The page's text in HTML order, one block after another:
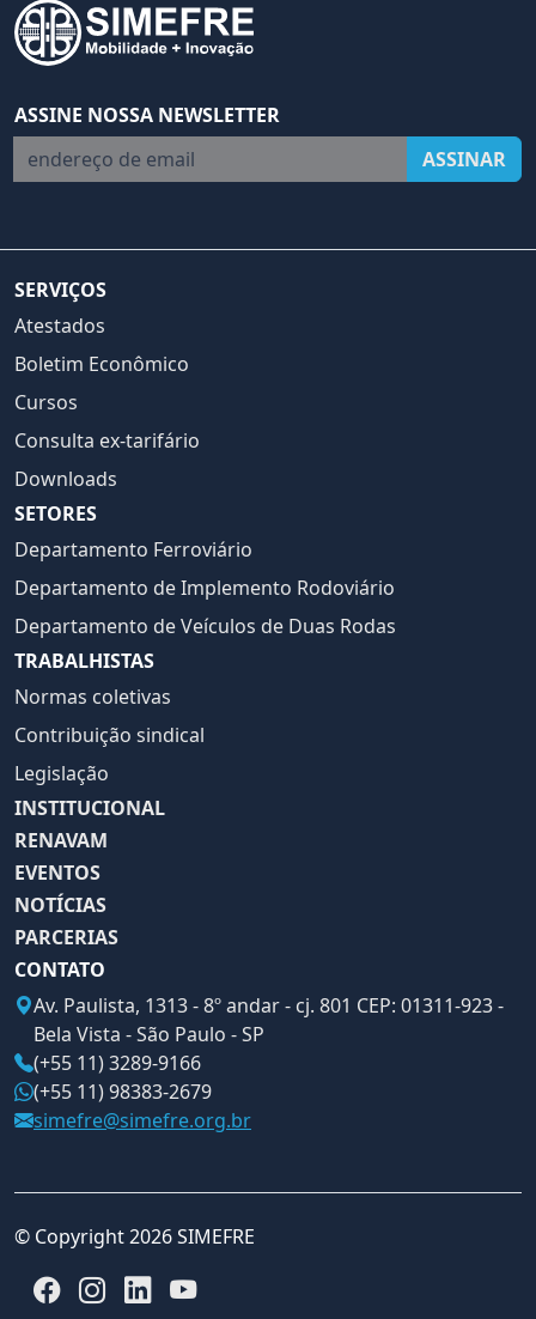
ASSINE NOSSA NEWSLETTER
endereço de email
ASSINAR
SERVIÇOS
Atestados
Boletim Econômico
Cursos
Consulta ex-tarifário
Downloads
SETORES
Departamento Ferroviário
Departamento de Implemento Rodoviário
Departamento de Veículos de Duas Rodas
TRABALHISTAS
Normas coletivas
Contribuição sindical
Legislação
INSTITUCIONAL
RENAVAM
EVENTOS
NOTÍCIAS
PARCERIAS
CONTATO
Av. Paulista, 1313 - 8º andar - cj. 801 CEP: 01311-923 -
Bela Vista - São Paulo - SP
(+55 11) 3289-9166
(+55 11) 98383-2679
simefre@simefre.org.br
© Copyright 2026 SIMEFRE